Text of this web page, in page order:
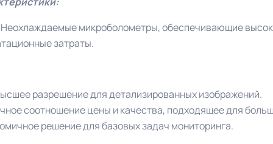
Неохлаждаемые микроболометры, обеспечивающие
затраты.
разрешение для детализированных изображений.
соотношение цены и качества, подходящее для
решение для базовых задач мониторинга.